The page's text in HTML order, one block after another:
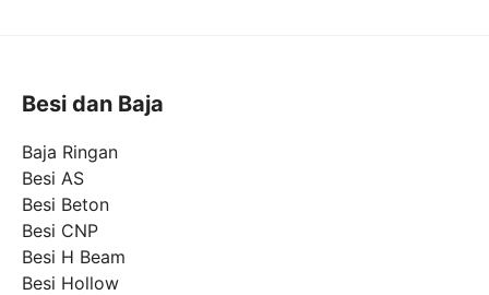
Besi dan Baja
Baja Ringan
Besi AS
Besi Beton
Besi CNP
Besi H Beam
Besi Hollow